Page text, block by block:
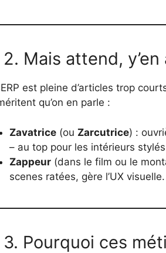
2. Mais attend,
est pleine d’articles trop
qu’on en parle :
Zavatrice (ou Zarcutrice) :
– au top pour les intérieurs
Zappeur (dans le film ou le
scenes ratées, gère l’UX visuelle.
3. Pourquoi ces